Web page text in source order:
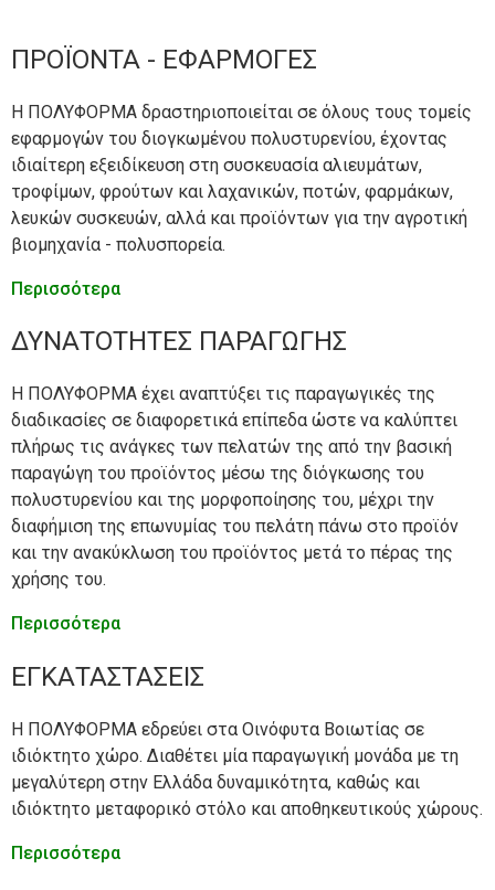
Θέσεις Εργασίας
ΕΣΠΑ
ΕΠΑνΕΚ 2014-2020
ΕΝΙΣΧΥΣΗ ΜΕΣΑΙΩΝ ΕΠΙΧΕΙΡΗΣΕΩΝ
Συσκευασία Βιομηχανικών Προϊόντων
Προβλάστηση σπόρων - πολυσπορεία
Μόνωση - Δόμηση
σκαπτικό
Εκτύπωση σε προϊόντα EPS με
μεταξοτυπία
Τοποθέτηση ταινιοδακτύλιου σε κιβώτια
Ανακύκλωση χρησιμοποιημένων
προϊόντων EPS
ΕΠΙΚΟΙΝΩΝΙΑ
Θέσεις Εργασίας
ΕΣΠΑ
ΕΠΑνΕΚ 2014-2020
ΕΝΙΣΧΥΣΗ ΜΕΣΑΙΩΝ ΕΠΙΧΕΙΡΗΣΕΩΝ
Συσκευασία Βιομηχανικών Προϊόντων
Προβλάστηση σπόρων - πολυσπορεία
Μόνωση - Δόμηση
σκαπτικό
Εκτύπωση σε προϊόντα EPS με
μεταξοτυπία
Τοποθέτηση ταινιοδακτύλιου σε κιβώτια
Ανακύκλωση χρησιμοποιημένων
προϊόντων EPS
ΕΠΙΚΟΙΝΩΝΙΑ
Πολιτική Ασφαλείας
Επικοινωνία
Sitemap
ΠΡΟΪΟΝΤΑ - ΕΦΑΡΜΟΓΕΣ
Η ΠΟΛΥΦΟΡΜΑ δραστηριοποιείται σε όλους τους τομείς
εφαρμογών του διογκωμένου πολυστυρενίου, έχοντας
ιδιαίτερη εξειδίκευση στη συσκευασία αλιευμάτων,
τροφίμων, φρούτων και λαχανικών, ποτών, φαρμάκων,
λευκών συσκευών, αλλά και προϊόντων για την αγροτική
βιομηχανία - πολυσπορεία.
Περισσότερα
ΔΥΝΑΤΟΤΗΤΕΣ ΠΑΡΑΓΩΓΗΣ
Η ΠΟΛΥΦΟΡΜΑ έχει αναπτύξει τις παραγωγικές της
διαδικασίες σε διαφορετικά επίπεδα ώστε να καλύπτει
πλήρως τις ανάγκες των πελατών της από την βασική
παραγώγη του προϊόντος μέσω της διόγκωσης του
πολυστυρενίου και της μορφοποίησης του, μέχρι την
διαφήμιση της επωνυμίας του πελάτη πάνω στο προϊόν
και την ανακύκλωση του προϊόντος μετά το πέρας της
χρήσης του.
Περισσότερα
ΕΓΚΑΤΑΣΤΑΣΕΙΣ
Η ΠΟΛΥΦΟΡΜΑ εδρεύει στα Οινόφυτα Βοιωτίας σε
ιδιόκτητο χώρο. Διαθέτει μία παραγωγική μονάδα με τη
μεγαλύτερη στην Ελλάδα δυναμικότητα, καθώς και
ιδιόκτητο μεταφορικό στόλο και αποθηκευτικούς χώρους.
Περισσότερα